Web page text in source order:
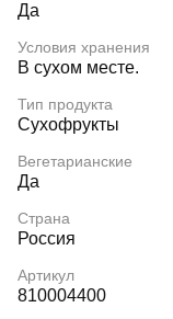
Да
Условия хранения
В сухом месте.
Тип продукта
Сухофрукты
Вегетарианские
Да
Страна
Россия
Артикул
810004400